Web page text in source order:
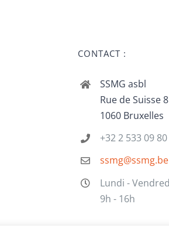
CONTACT :
SSMG asbl
Rue de Suisse 8
1060 Bruxelles
+32 2 533 09 80
ssmg@ssmg.be
Lundi -
9h - 16h